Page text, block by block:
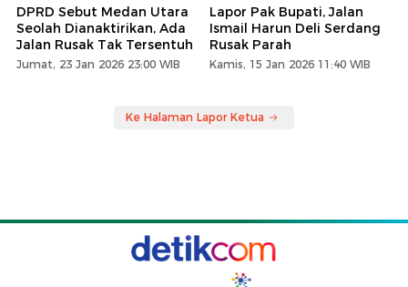
DPRD Sebut Medan Utara
Seolah Dianaktirikan, Ada
Jalan Rusak Tak Tersentuh
Jumat, 23 Jan 2026 23:00 WIB
Lapor Pak Bupati, Jalan
Ismail Harun Deli Serdang
Rusak Parah
Kamis, 15 Jan 2026 11:40 WIB
Ke Halaman Lapor Ketua